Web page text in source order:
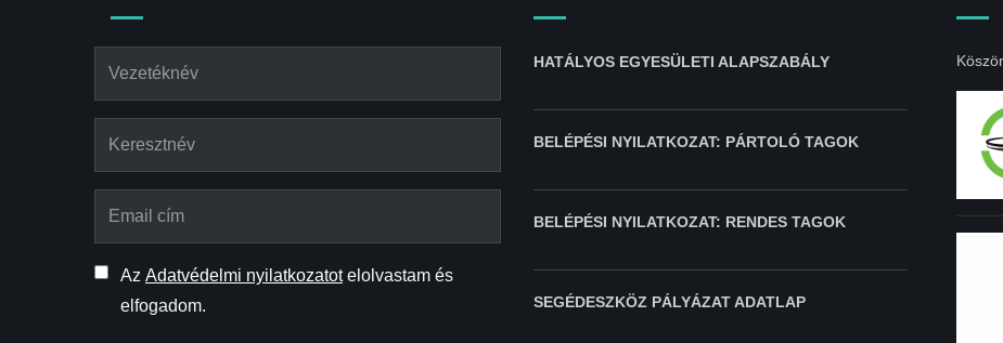
Az Adatvédelmi nyilatkozatotelolvastam és
elfogadom.
HATÁLYOS EGYESÜLETI ALAPSZABÁLY
BELÉPÉSI NYILATKOZAT: PÁRTOLÓ TAGOK
BELÉPÉSI NYILATKOZAT: RENDES TAGOK
SEGÉDESZKÖZ PÁLYÁZAT ADATLAP